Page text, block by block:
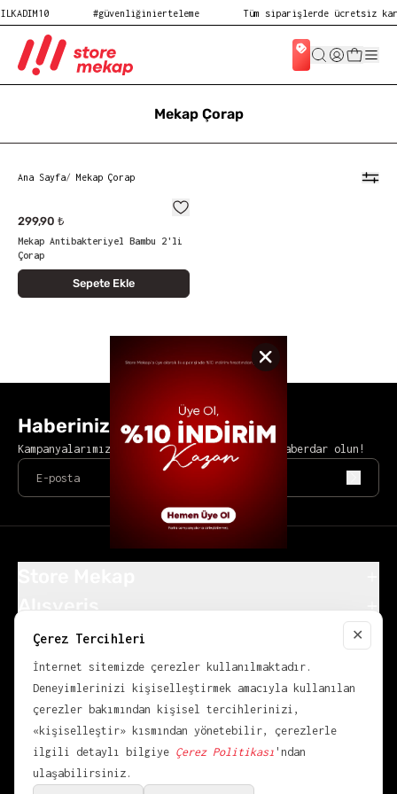
Close
✕
Çerez Tercihleri
İnternet sitemizde çerezler kullanılmaktadır.
Deneyimlerinizi kişiselleştirmek amacıyla kullanılan
çerezler bakımından kişisel tercihlerinizi,
«kişiselleştir» kısmından yönetebilir, çerezlerle
ilgili detaylı bilgiye Çerez Politikası 'ndan
ulaşabilirsiniz.
#güvenliğinierteleme Tüm siparişlerde ücretsiz
Mekap Çorap
Ana Sayfa/ Mekap Çorap
299,90 ₺
Mekap Antibakteriyel Bambu 2'li
Çorap
Sepete Ekle
Haberiniz Olsun
Kampanyalarımızdan ve yeni ürünlerimizden haberdar olun!
Alışveriş
Popüler Kategoriler
KVKK
© 2026,OVER POINT.Bir